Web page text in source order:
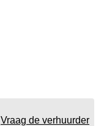
Vraag de verhuurder